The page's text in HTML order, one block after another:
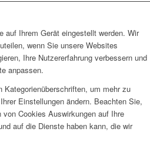
auf Ihrem Gerät eingestellt werden. Wir
wenn Sie unsere Websites
Ihre Nutzererfahrung verbessern und
anpassen.
um mehr zu
Einstellungen ändern. Beachten Sie,
Cookies Auswirkungen auf Ihre
auf die Dienste haben kann, die wir